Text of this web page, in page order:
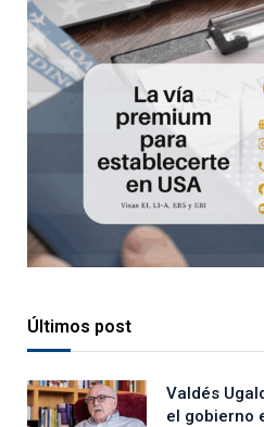
Últimos post
Valdés
el gobierno